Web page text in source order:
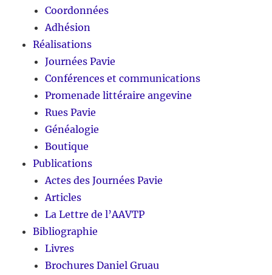
Coordonnées
Adhésion
Réalisations
Journées Pavie
Conférences et communications
Promenade littéraire angevine
Rues Pavie
Généalogie
Boutique
Publications
Actes des Journées Pavie
Articles
La Lettre de l’AAVTP
Bibliographie
Livres
Brochures Daniel Gruau